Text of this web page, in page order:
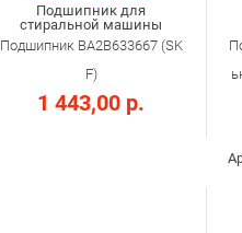
Подшипник для
стиральной машины
Подшипник BA2B633667 (SK
F)
1 443,00 р.